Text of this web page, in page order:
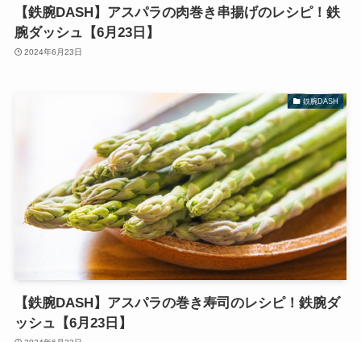
【鉄腕DASH】アスパラの肉巻き串揚げのレシピ！鉄
腕ダッシュ【6月23日】
2024年6月23日
鉄腕DASH
【鉄腕DASH】アスパラの巻き寿司のレシピ！鉄腕ダ
ッシュ【6月23日】